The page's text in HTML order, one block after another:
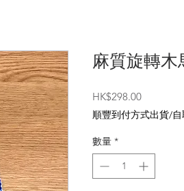
麻質旋轉木
HK$298.00價
格
順豐到付方式出貨/自
數量 *